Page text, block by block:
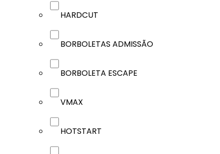
HARDCUT
BORBOLETAS ADMISSÃO
BORBOLETA ESCAPE
VMAX
HOTSTART